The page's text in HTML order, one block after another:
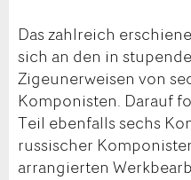
Das zahlreich
sich an den in
Zigeunerweisen von
Komponisten. Darauf
Teil ebenfalls sechs
russischer
arrangierten